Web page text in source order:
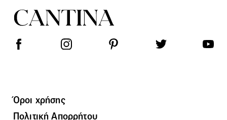
Όροι χρήσης
Πολιτική Απορρήτου